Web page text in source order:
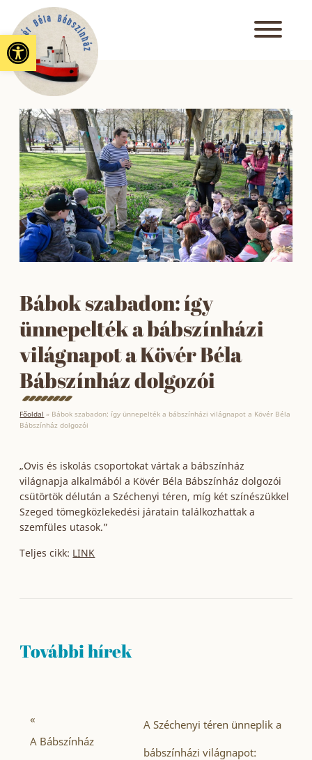
Eszköztár megnyitása
Bábok szabadon: így
ünnepelték a bábszínházi
világnapot a Kövér Béla
Bábszínház dolgozói
Főoldal » Bábok szabadon: így ünnepelték a bábszínházi világnapot a Kövér Béla
Bábszínház dolgozói
„Ovis és iskolás csoportokat vártak a bábszínház
világnapja alkalmából a Kövér Béla Bábszínház dolgozói
csütörtök délután a Széchenyi téren, míg két színészükkel
Szeged tömegközlekedési járatain találkozhattak a
szemfüles utasok.”
Teljes cikk: LINK
További hírek
«
A Bábszínház
A Széchenyi téren ünneplik a
bábszínházi világnapot: